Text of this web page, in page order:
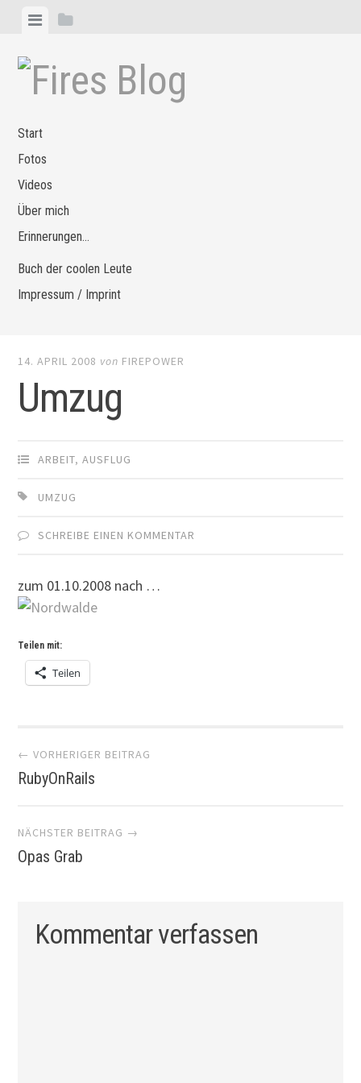
Zum
springen
MenüSeitenleiste
Start
Fotos
Videos
Über mich
Erinnerungen…
Buch der coolen Leute
Impressum / Imprint
14. APRIL 2008 von FIREPOWER
Umzug
ARBEIT,AUSFLUG
UMZUG
SCHREIBE EINEN KOMMENTAR
zum 01.10.2008 nach …
Teilen mit:
Teilen
Artikel-
Navigation
← VORHERIGER BEITRAG
RubyOnRails
NÄCHSTER BEITRAG →
Opas Grab
Kommentar verfassen